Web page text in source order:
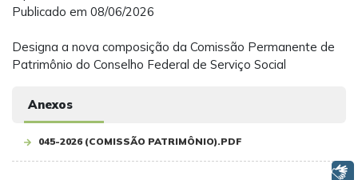
Publicado em 08/06/2026
Designa a nova composição da Comissão Permanente de
Patrimônio do Conselho Federal de Serviço Social
Anexos
045-2026 (COMISSÃO PATRIMÔNIO).PDF